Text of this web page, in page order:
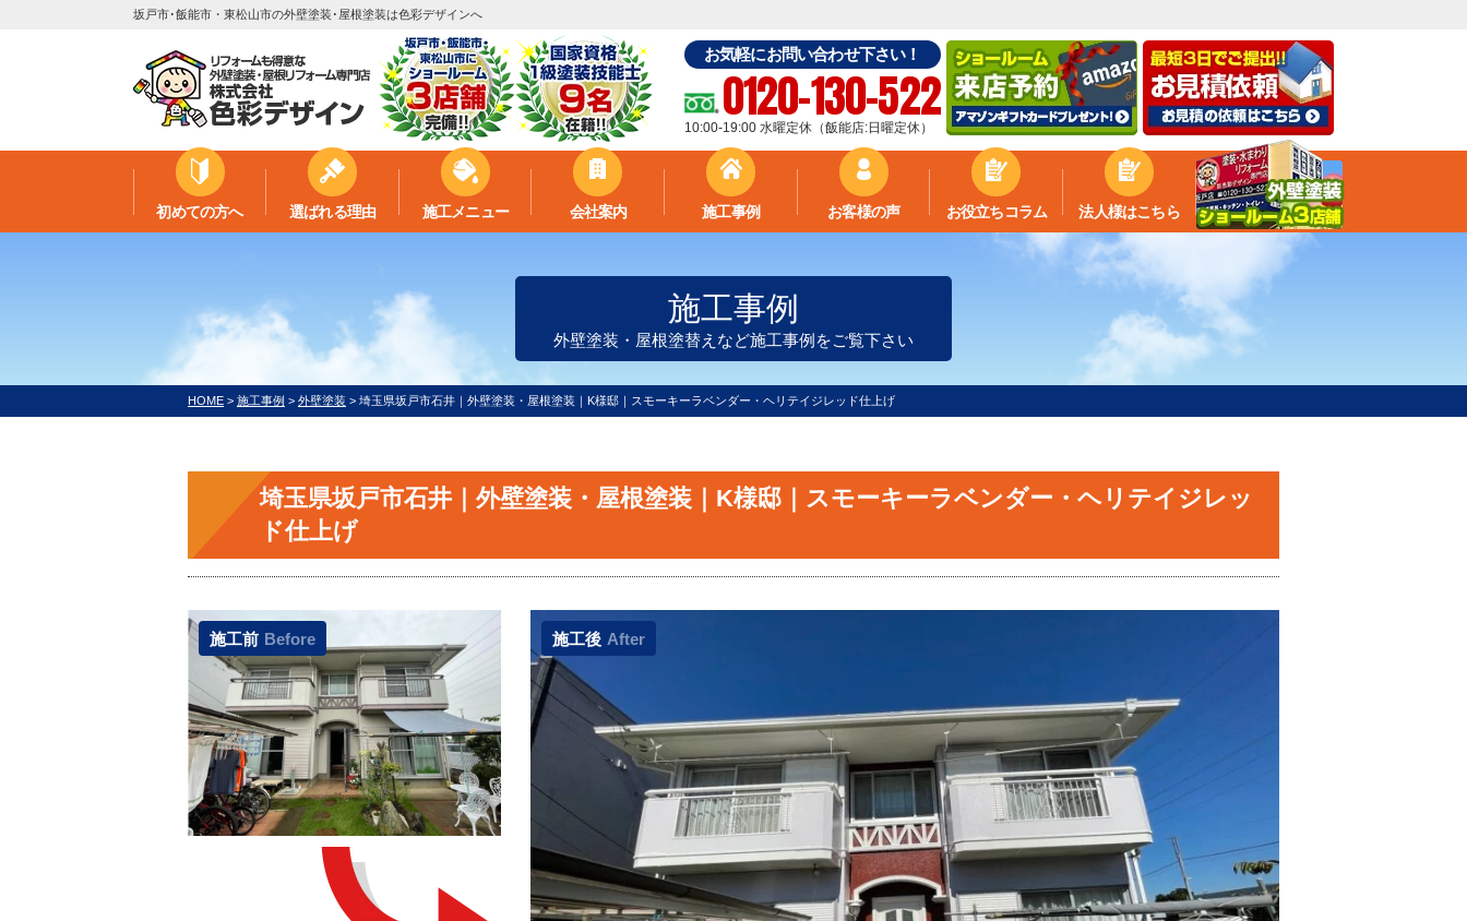
坂戸市･飯能市・東松山市の外壁塗装･屋根塗装は色彩デザインへ
お気軽にお問い合わせ下さい！
0120-130-522
10:00-19:00 水曜定休（飯能店:日曜定休）
初めての方へ 選ばれる理由 施工メニュー 会社案内 施工事例 お客様の声 お役立ちコラム 法人様はこちら
施工事例
外壁塗装・屋根塗替えなど施工事例をご覧下さい
HOME > 施工事例 > 外壁塗装 > 埼玉県坂戸市石井｜外壁塗装・屋根塗装｜K様邸｜スモーキーラベンダー・ヘリテイジレッド仕上げ
埼玉県坂戸市石井｜外壁塗装・屋根塗装｜K様邸｜スモーキーラベンダー・ヘリテイジレッ
ド仕上げ
施工後 After
施工前 Before